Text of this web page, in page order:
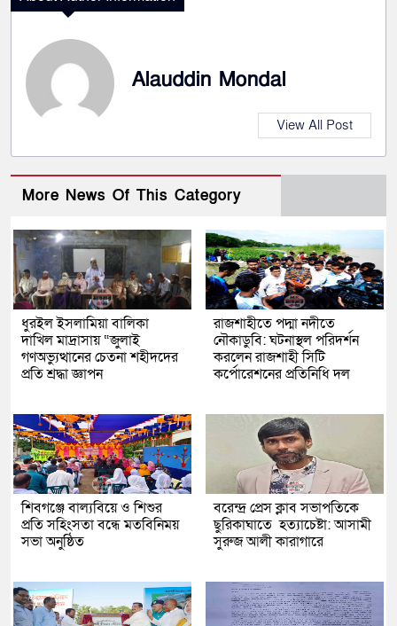
Alauddin Mondal
View All Post
More News Of This Category
ধুরইল ইসলামিয়া বালিকা
দাখিল মাদ্রাসায় “জুলাই
গণঅভ্যুত্থানের চেতনা শহীদদের
প্রতি শ্রদ্ধা জ্ঞাপন
রাজশাহীতে পদ্মা নদীতে
নৌকাডুবি: ঘটনাস্থল পরিদর্শন
করলেন রাজশাহী সিটি
কর্পোরেশনের প্রতিনিধি দল
শিবগঞ্জে বাল্যবিয়ে ও শিশুর
প্রতি সহিংসতা বন্ধে মতবিনিময়
সভা অনুষ্ঠিত
বরেন্দ্র প্রেস ক্লাব সভাপতিকে
ছুরিকাঘাতে হত্যাচেষ্টা: আসামী
সুরুজ আলী কারাগারে